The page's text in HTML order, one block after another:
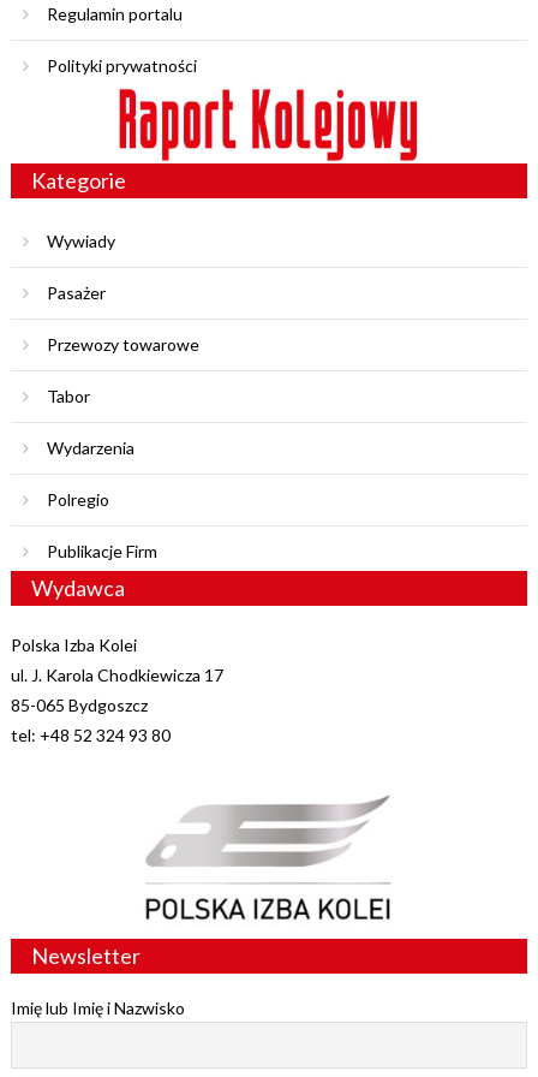
Regulamin portalu
Polityki prywatności
Kategorie
Wywiady
Pasażer
Przewozy towarowe
Tabor
Wydarzenia
Polregio
Publikacje Firm
Wydawca
Polska Izba Kolei
ul. J. Karola Chodkiewicza 17
85-065 Bydgoszcz
tel: +48 52 324 93 80
Newsletter
Imię lub Imię i Nazwisko